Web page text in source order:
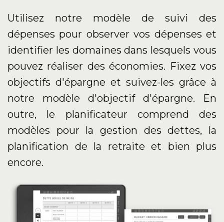
Utilisez notre modèle de suivi des
dépenses pour observer vos dépenses et
identifier les domaines dans lesquels vous
pouvez réaliser des économies. Fixez vos
objectifs d'épargne et suivez-les grâce à
notre modèle d'objectif d'épargne. En
outre, le planificateur comprend des
modèles pour la gestion des dettes, la
planification de la retraite et bien plus
encore.